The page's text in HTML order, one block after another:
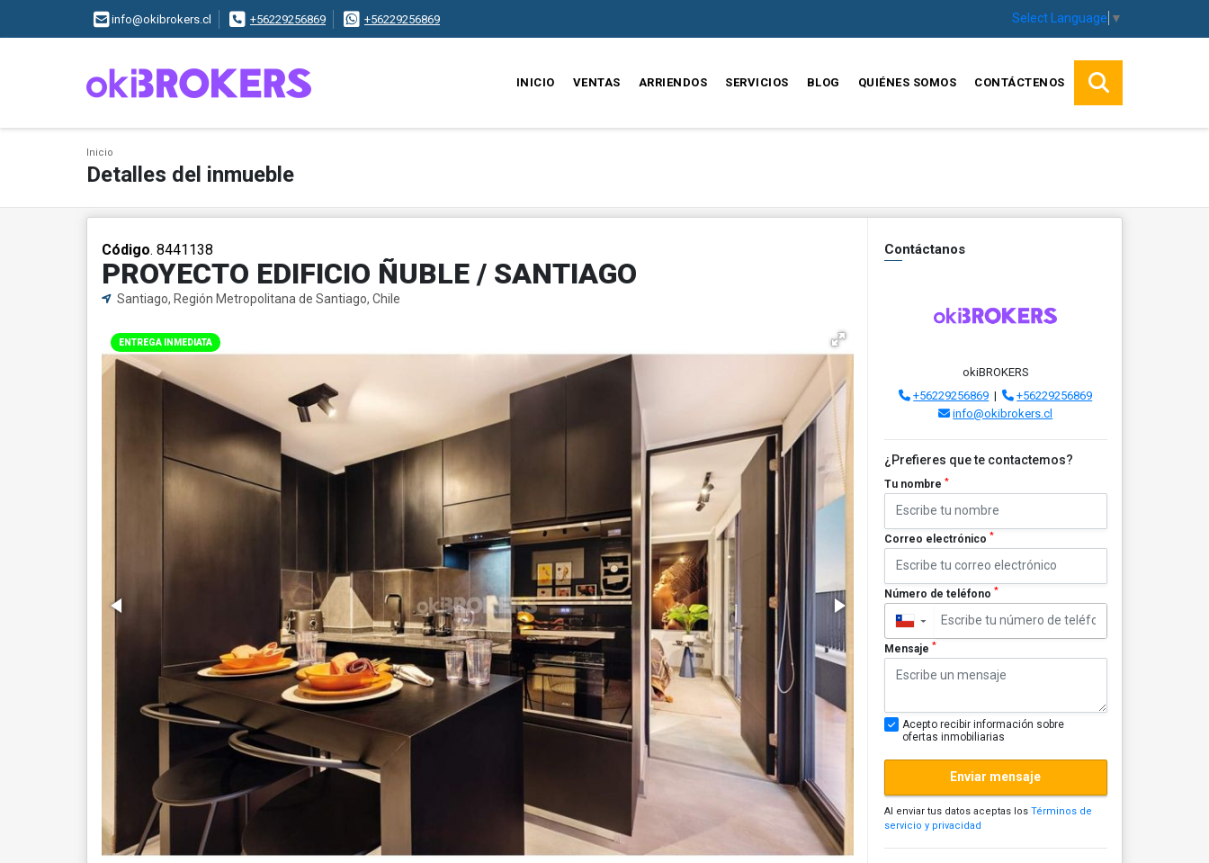
info@okibrokers.cl +56229256869 +56229256869 Select Language ▼
INICIO VENTAS ARRIENDOS SERVICIOS BLOG QUIÉNES SOMOS CONTÁCTENOS
Inicio
Detalles del inmueble
Código. 8441138
PROYECTO EDIFICIO ÑUBLE / SANTIAGO
Santiago, Región Metropolitana de Santiago, Chile
ENTREGA INMEDIATA
Contáctanos
okiBROKERS
+56229256869 |
+56229256869
info@okibrokers.cl
¿Prefieres que te contactemos?
Tu nombre *
Correo electrónico *
Número de teléfono *
▼
Mensaje *
Acepto recibir información sobre
ofertas inmobiliarias
Enviar mensaje
Al enviar tus datos aceptas los Términos de
servicio y privacidad